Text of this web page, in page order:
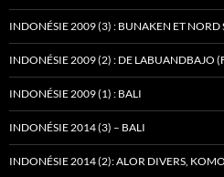
INDONÉSIE 2009 (3) : BUNAKEN ET NORD
INDONÉSIE 2009 (2) : DE LABUANDBAJO
INDONÉSIE 2009 (1) : BALI
INDONÉSIE 2014 (3) – BALI
INDONÉSIE 2014 (2): ALOR DIVERS,